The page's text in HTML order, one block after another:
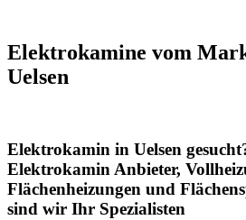
Elektrokamine vom
Uelsen
Elektrokamin in Uelsen
Elektrokamin Anbieter,
Flächenheizungen und
sind wir Ihr Spezialisten